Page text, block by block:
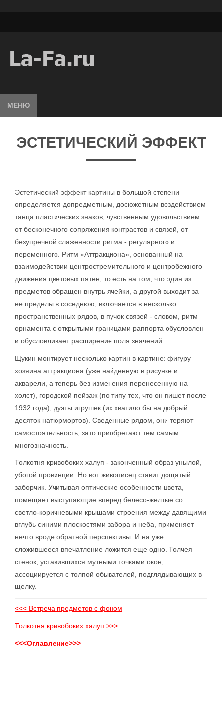
МЕНЮ
ЭСТЕТИЧЕСКИЙ ЭФФЕКТ
Эстетический эффект картины в большой степени
определяется допредметным, досюжетным воздействием
танца пластических знаков, чувственным удовольствием
от бесконечного сопряжения контрастов и связей, от
безупречной слаженности ритма - регулярного и
переменного. Ритм «Аттракциона», основанный на
взаимодействии центростремительного и центробежного
движения цветовых пятен, то есть на том, что один из
предметов обращен внутрь ячейки, а другой выходит за
ее пределы в соседнюю, включается в несколько
пространственных рядов, в пучок связей - словом, ритм
орнамента с открытыми границами раппорта обусловлен
и обусловливает расширение поля значений.
Щукин монтирует несколько картин в картине: фигуру
хозяина аттракциона (уже найденную в рисунке и
акварели, а теперь без изменения перенесенную на
холст), городской пейзаж (по типу тех, что он пишет после
1932 года), дуэты игрушек (их хватило бы на добрый
десяток натюрмортов). Сведенные рядом, они теряют
самостоятельность, зато приобретают тем самым
многозначность.
Толкотня кривобоких халуп - законченный образ унылой,
убогой провинции. Но вот живописец ставит дощатый
заборчик. Учитывая оптические особенности цвета,
помещает выступающие вперед белесо-желтые со
светло-коричневыми крышами строения между давящими
вглубь синими плоскостями забора и неба, применяет
нечто вроде обратной перспективы. И на уже
сложившееся впечатление ложится еще одно. Толчея
стенок, уставившихся мутными точками окон,
ассоциируется с толпой обывателей, подглядывающих в
щелку.
<<< Встреча предметов с фоном
Толкотня кривобоких халуп >>>
<<<Оглавление>>>